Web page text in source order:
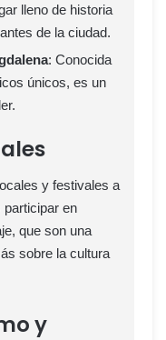
lleno de historia
de la ciudad.
: Conocida
únicos, es un
y festivales a
participar en
que son una
sobre la cultura
y